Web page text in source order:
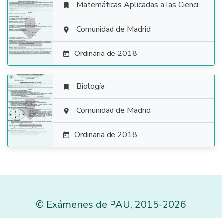

 Matemáticas Aplicadas a las Ciencias Sociales
 Comunidad de Madrid
 Ordinaria de 2018

 Biología
 Comunidad de Madrid
 Ordinaria de 2018
© Exámenes de PAU, 2015-2026